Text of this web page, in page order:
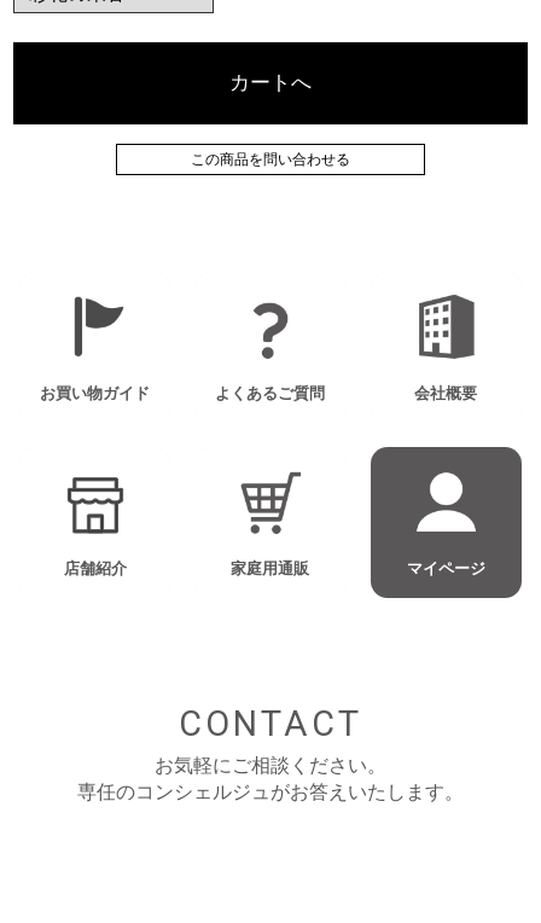
カートへ
この商品を問い合わせる
お買い物ガイド よくあるご質問 会社概要
店舗紹介 家庭用通販 マイページ
CONTACT
お気軽にご相談ください。
専任のコンシェルジュがお答えいたします。